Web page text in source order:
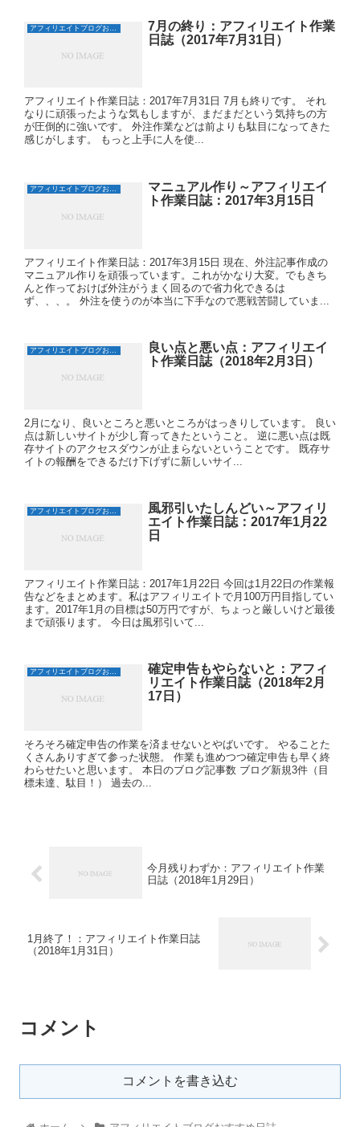
アフィリエイトブログおすすめ日誌
7月の終り：アフィリエイト作業
日誌（2017年7月31日）
アフィリエイト作業日誌：2017年7月31日 7月も終りです。 それ
なりに頑張ったような気もしますが、まだまだという気持ちの方
が圧倒的に強いです。 外注作業などは前よりも駄目になってきた
感じがします。 もっと上手に人を使...
アフィリエイトブログおすすめ日誌
マニュアル作り～アフィリエイ
ト作業日誌：2017年3月15日
アフィリエイト作業日誌：2017年3月15日 現在、外注記事作成の
マニュアル作りを頑張っています。これがかなり大変。でもきち
んと作っておけば外注がうまく回るので省力化できるは
ず、、、。 外注を使うのが本当に下手なので悪戦苦闘していま...
アフィリエイトブログおすすめ日誌
良い点と悪い点：アフィリエイ
ト作業日誌（2018年2月3日）
2月になり、良いところと悪いところがはっきりしています。 良い
点は新しいサイトが少し育ってきたということ。 逆に悪い点は既
存サイトのアクセスダウンが止まらないということです。 既存サ
イトの報酬をできるだけ下げずに新しいサイ...
アフィリエイトブログおすすめ日誌
風邪引いたしんどい～アフィリ
エイト作業日誌：2017年1月22
日
アフィリエイト作業日誌：2017年1月22日 今回は1月22日の作業報
告などをまとめます。私はアフィリエイトで月100万円目指してい
ます。2017年1月の目標は50万円ですが、ちょっと厳しいけど最後
まで頑張ります。 今日は風邪引いて...
アフィリエイトブログおすすめ日誌
確定申告もやらないと：アフィ
リエイト作業日誌（2018年2月
17日）
そろそろ確定申告の作業を済ませないとやばいです。 やることた
くさんありすぎて参った状態。 作業も進めつつ確定申告も早く終
わらせたいと思います。 本日のブログ記事数 ブログ新規3件（目
標未達、駄目！） 過去の...
今月残りわずか：アフィリエイト作業
日誌（2018年1月29日）
1月終了！：アフィリエイト作業日誌
（2018年1月31日）
コメント
コメントを書き込む